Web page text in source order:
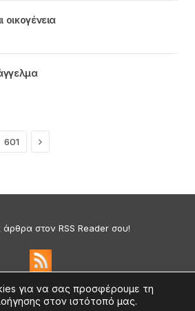
οικογένεια
601 Next
άρθρα στον RSS Reader σου!
Απορρήτου & Cookies
για να σας προσφέρουμε τη
στον ιστότοπό μας.